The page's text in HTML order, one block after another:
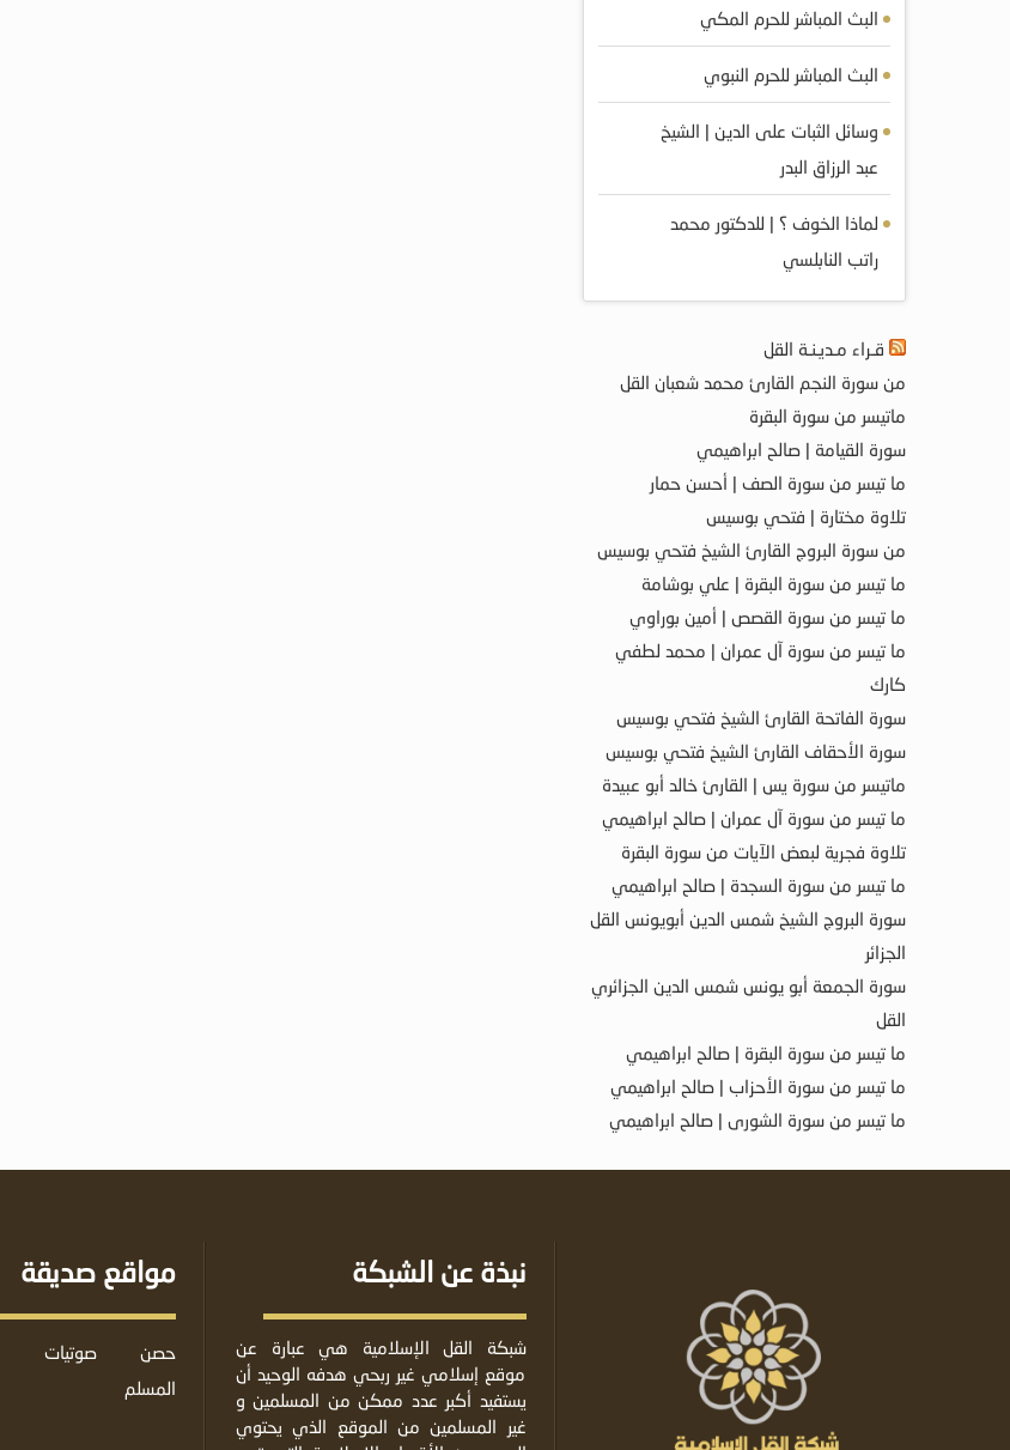
البث المباشر للحرم المكي
البث المباشر للحرم النبوي
وسائل الثبات على الدين | الشيخ
عبد الرزاق البدر
لماذا الخوف ؟ | للدكتور محمد
راتب النابلسي
قـراء مـديـنـة القل
من سورة النجم القارئ محمد شعبان القل
ماتيسر من سورة البقرة
سورة القيامة | صالح ابراهيمي
ما تيسر من سورة الصف | أحسن حمار
تلاوة مختارة | فتحي بوسيس
من سورة البروج القارئ الشيخ فتحي بوسيس
ما تيسر من سورة البقرة | علي بوشامة
ما تيسر من سورة القصص | أمين بوراوي
ما تيسر من سورة آل عمران | محمد لطفي
كارك
سورة الفاتحة القارئ الشيخ فتحي بوسيس
سورة الأحقاف القارئ الشيخ فتحي بوسيس
ماتيسر من سورة يس | القارئ خالد أبو عبيدة
ما تيسر من سورة آل عمران | صالح ابراهيمي
تلاوة فجرية لبعض الآيات من سورة البقرة
ما تيسر من سورة السجدة | صالح ابراهيمي
سورة البروج الشيخ شمس الدين أبويونس القل
الجزائر
سورة الجمعة أبو يونس شمس الدين الجزائري
القل
ما تيسر من سورة البقرة | صالح ابراهيمي
ما تيسر من سورة الأحزاب | صالح ابراهيمي
ما تيسر من سورة الشورى | صالح ابراهيمي
نبذة عن الشبكة
شبكة القل الإسلامية هي عبارة عن
موقع إسلامي غير ربحي هدفه الوحيد أن
يستفيد أكبر عدد ممكن من المسلمين و
غير المسلمين من الموقع الذي يحتوي
مواقع صديقة
حصن
المسلم
صوتيات